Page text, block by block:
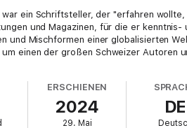
ein Schriftsteller, der "erfahren
und Magazinen, für die er
und Mischformen einer globalisierten
einen der großen Schweizer Autoren
ERSCHIENEN
2024
29. Mai
DE